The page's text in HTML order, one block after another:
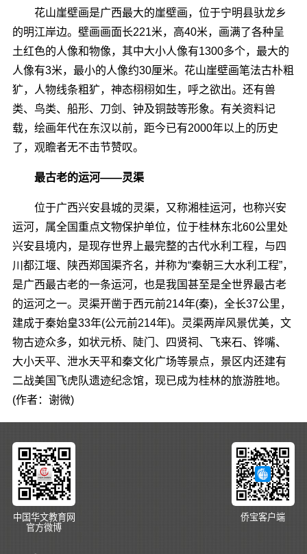
花山崖壁画是广西最大的崖壁画，位于宁明县驮龙乡
的明江岸边。壁画画面长221米，高40米，画满了各种呈
土红色的人像和物像，其中大小人像有1300多个，最大的
人像有3米，最小的人像约30厘米。花山崖壁画笔法古朴粗
犷，人物线条粗犷，神态栩栩如生，呼之欲出。还有兽
类、鸟类、船形、刀剑、钟及铜鼓等形象。有关资料记
载，绘画年代在东汉以前，距今已有2000年以上的历史
了，观瞻者无不击节赞叹。
最古老的运河――灵渠
位于广西兴安县城的灵渠，又称湘桂运河，也称兴安
运河，属全国重点文物保护单位，位于桂林东北60公里处
兴安县境内，是现存世界上最完整的古代水利工程，与四
川都江堰、陕西郑国渠齐名，并称为“秦朝三大水利工程”，
是广西最古老的一条运河，也是我国甚至是全世界最古老
的运河之一。灵渠开凿于西元前214年(秦)，全长37公里，
建成于秦始皇33年(公元前214年)。灵渠两岸风景优美，文
物古迹众多，如状元桥、陡门、四贤祠、飞来石、铧嘴、
大小天平、泄水天平和秦文化广场等景点，景区内还建有
二战美国飞虎队遗迹纪念馆，现已成为桂林的旅游胜地。
(作者：谢微)
中国华文教育网
官方微博
侨宝客户端